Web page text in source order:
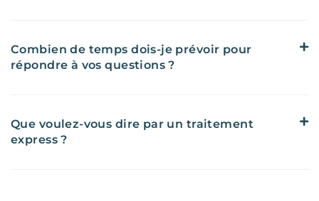
Combien de temps dois-je prévoir pour
répondre à vos questions ?
Que voulez-vous dire par un traitement
express ?